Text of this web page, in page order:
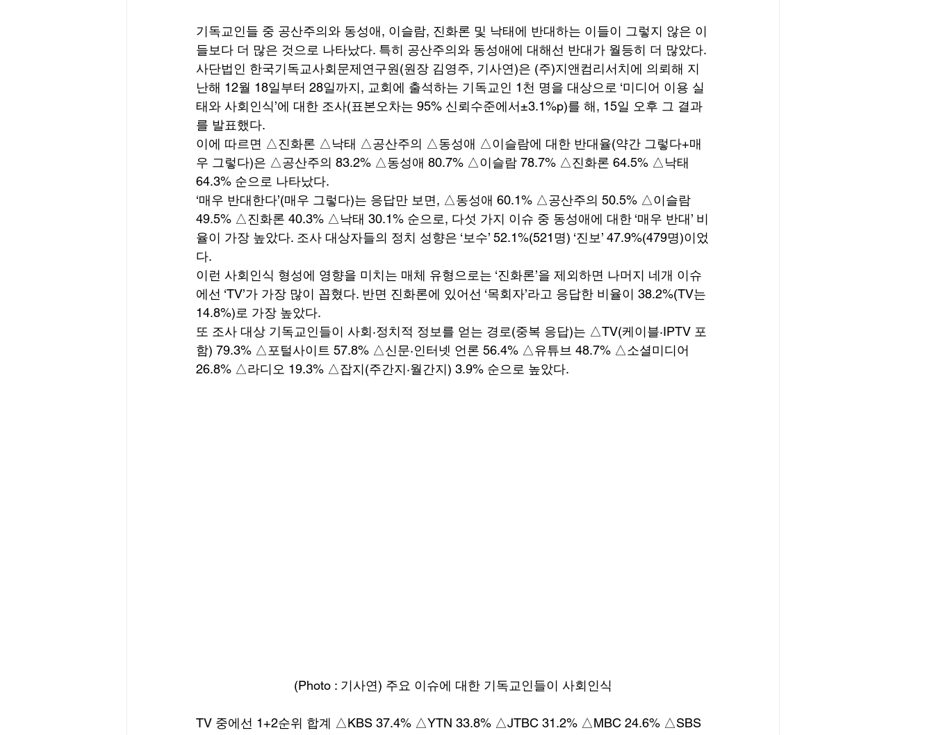
기독교인들 중 공산주의와 동성애, 이슬람, 진화론 및 낙태에 반대하는 이들이 그렇지 않은 이
들보다 더 많은 것으로 나타났다. 특히 공산주의와 동성애에 대해선 반대가 월등히 더 많았다.
사단법인 한국기독교사회문제연구원(원장 김영주, 기사연)은 (주)지앤컴리서치에 의뢰해 지
난해 12월 18일부터 28일까지, 교회에 출석하는 기독교인 1천 명을 대상으로 ‘미디어 이용 실
태와 사회인식’에 대한 조사(표본오차는 95% 신뢰수준에서±3.1%p)를 해, 15일 오후 그 결과
를 발표했다.
이에 따르면 △진화론 △낙태 △공산주의 △동성애 △이슬람에 대한 반대율(약간 그렇다+매
우 그렇다)은 △공산주의 83.2% △동성애 80.7% △이슬람 78.7% △진화론 64.5% △낙태
64.3% 순으로 나타났다.
‘매우 반대한다’(매우 그렇다)는 응답만 보면, △동성애 60.1% △공산주의 50.5% △이슬람
49.5% △진화론 40.3% △낙태 30.1% 순으로, 다섯 가지 이슈 중 동성애에 대한 ‘매우 반대’ 비
율이 가장 높았다. 조사 대상자들의 정치 성향은 ‘보수’ 52.1%(521명) ‘진보’ 47.9%(479명)이었
다.
이런 사회인식 형성에 영향을 미치는 매체 유형으로는 ‘진화론’을 제외하면 나머지 네개 이슈
에선 ‘TV’가 가장 많이 꼽혔다. 반면 진화론에 있어선 ‘목회자’라고 응답한 비율이 38.2%(TV는
14.8%)로 가장 높았다.
또 조사 대상 기독교인들이 사회·정치적 정보를 얻는 경로(중복 응답)는 △TV(케이블·IPTV 포
함) 79.3% △포털사이트 57.8% △신문·인터넷 언론 56.4% △유튜브 48.7% △소셜미디어
26.8% △라디오 19.3% △잡지(주간지·월간지) 3.9% 순으로 높았다.
(Photo : 기사연) 주요 이슈에 대한 기독교인들이 사회인식
TV 중에선 1+2순위 합계 △KBS 37.4% △YTN 33.8% △JTBC 31.2% △MBC 24.6% △SBS